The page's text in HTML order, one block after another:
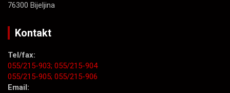
76300 Bijeljina
Kontakt
Tel/fax:
055/215-903; 055/215-904
055/215-905; 055/215-906
Email: